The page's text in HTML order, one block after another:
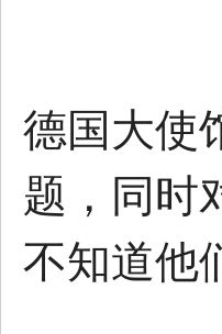
德国大使
题，同时
不知道他